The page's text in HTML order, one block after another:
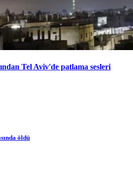
Tel Aviv'de patlama sesleri
öldü